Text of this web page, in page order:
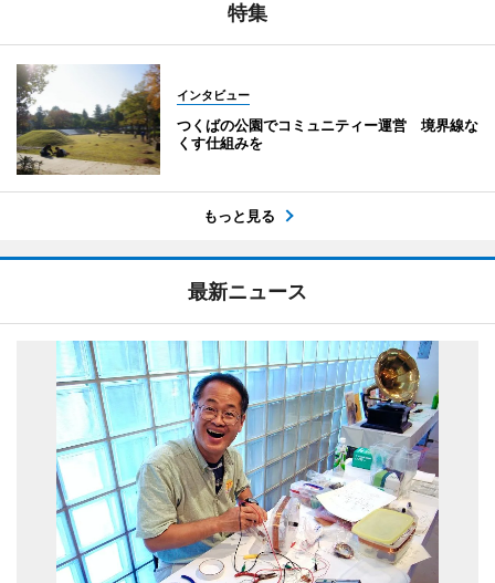
特集
インタビュー
つくばの公園でコミュニティー運営 境界線な
くす仕組みを
もっと見る
最新ニュース